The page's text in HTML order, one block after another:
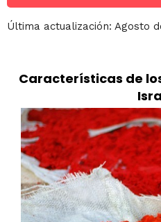
Última actualización: Agosto
Características de